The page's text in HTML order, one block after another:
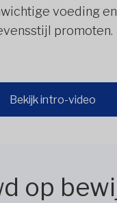
voeding
promoten.
Bekijk intro-video
op